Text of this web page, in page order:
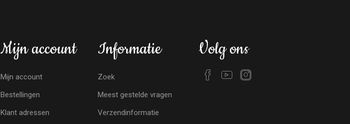
Mijn account
Mijn account
Bestellingen
Klant adressen
Informatie
Zoek
Meest gestelde vragen
Verzendinformatie
Volg ons